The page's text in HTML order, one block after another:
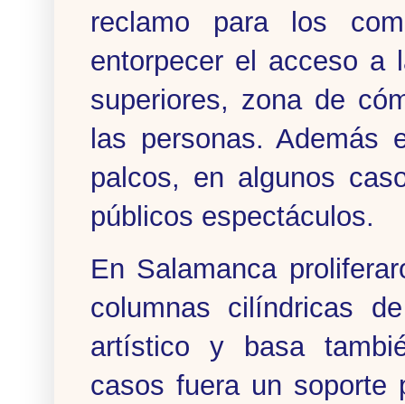
reclamo para los
entorpecer el acceso a
superiores, zona de
las personas. Además
palcos, en algunos
públicos espectáculos.
En Salamanca
columnas cilíndricas
artístico y basa
casos fuera un soporte